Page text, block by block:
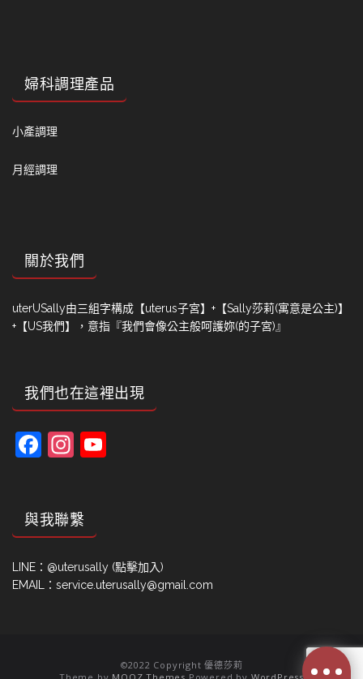
婦科調理產品
小產調理
月經調理
關於我們
uterUSally由三組字構成【uterus子宮】+【Sally莎莉(寓意是公主)】
+【US我們】，意指『我們會像公主般呵護妳(的子宮)』
我們也在這裡出現
Facebook
Instagram
與我聯繫
LINE： @uterusally (點擊加入)
EMAIL：service.uterusally@gmail.com
©2022 Copyright 優德莎莉